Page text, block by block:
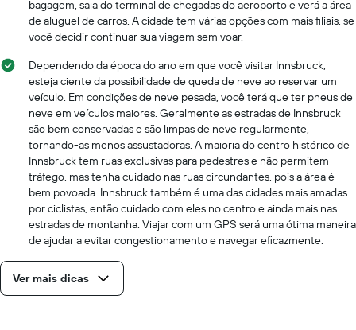
bagagem, saia do terminal de chegadas do aeroporto e verá a área
de aluguel de carros. A cidade tem várias opções com mais filiais, se
você decidir continuar sua viagem sem voar.
Dependendo da época do ano em que você visitar Innsbruck,
esteja ciente da possibilidade de queda de neve ao reservar um
veículo. Em condições de neve pesada, você terá que ter pneus de
neve em veículos maiores. Geralmente as estradas de Innsbruck
são bem conservadas e são limpas de neve regularmente,
tornando-as menos assustadoras. A maioria do centro histórico de
Innsbruck tem ruas exclusivas para pedestres e não permitem
tráfego, mas tenha cuidado nas ruas circundantes, pois a área é
bem povoada. Innsbruck também é uma das cidades mais amadas
por ciclistas, então cuidado com eles no centro e ainda mais nas
estradas de montanha. Viajar com um GPS será uma ótima maneira
de ajudar a evitar congestionamento e navegar eficazmente.
Ver mais dicas